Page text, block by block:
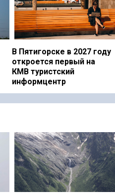
В Пятигорске в 2027 году
откроется первый на
КМВ туристский
информцентр